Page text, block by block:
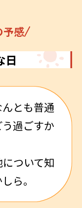
予感
日
とも普通
過ごすか
ついて知
ら。